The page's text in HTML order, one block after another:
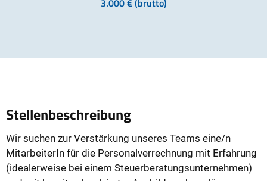
3.000 € (brutto)
Stellenbeschreibung
Wir suchen zur Verstärkung unseres Teams eine/n
MitarbeiterIn für die Personalverrechnung mit Erfahrung
(idealerweise bei einem Steuerberatungsunternehmen)